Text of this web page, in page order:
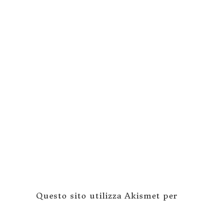
Questo sito utilizza Akismet per